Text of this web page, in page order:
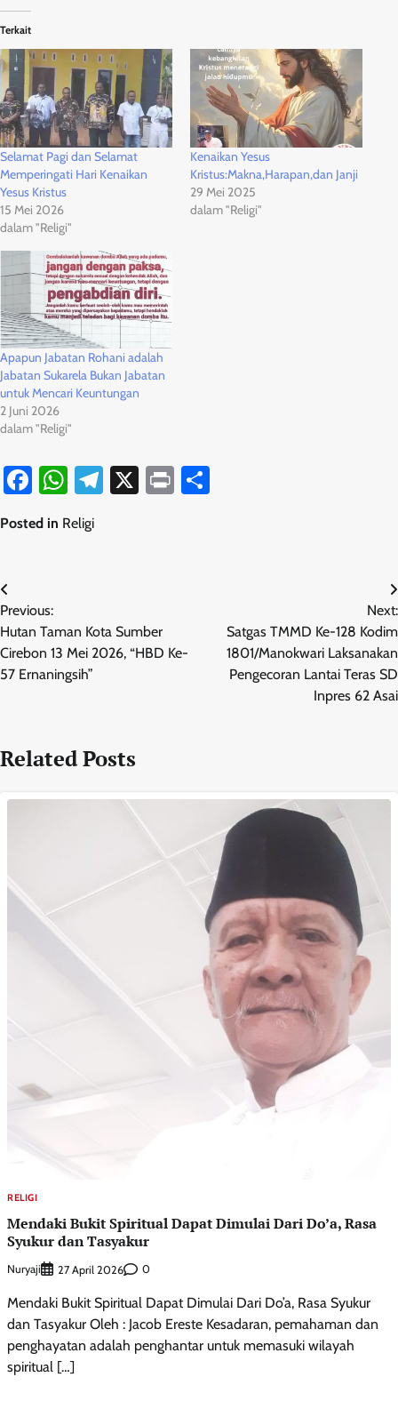
Terkait
Selamat Pagi dan Selamat
Memperingati Hari Kenaikan
Yesus Kristus
15 Mei 2026
dalam "Religi"
Kenaikan Yesus
Kristus:Makna,Harapan,dan Janji
29 Mei 2025
dalam "Religi"
Apapun Jabatan Rohani adalah
Jabatan Sukarela Bukan Jabatan
untuk Mencari Keuntungan
2 Juni 2026
dalam "Religi"
Facebook
WhatsApp
Telegram
X Print
Posted in Religi
Navigasi
pos
Previous:
Hutan Taman Kota Sumber
Cirebon 13 Mei 2026, “HBD Ke-
57 Ernaningsih”
Next:
Satgas TMMD Ke-128 Kodim
1801/Manokwari Laksanakan
Pengecoran Lantai Teras SD
Inpres 62 Asai
Related Posts
RELIGI
Mendaki Bukit Spiritual Dapat Dimulai Dari Do’a, Rasa
Syukur dan Tasyakur
Nuryaji 27 April 2026 0
Mendaki Bukit Spiritual Dapat Dimulai Dari Do’a, Rasa Syukur
dan Tasyakur Oleh : Jacob Ereste Kesadaran, pemahaman dan
penghayatan adalah penghantar untuk memasuki wilayah
spiritual […]